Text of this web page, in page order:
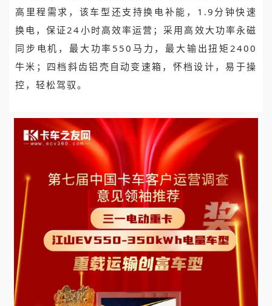
高里程需求，该车型还支持换电补能，1.9分钟快速
换电，保证24小时高效率运营；采用高效大功率永磁
同步电机，最大功率550马力，最大输出扭矩2400
牛米；四档斜齿铝壳自动变速箱，怀档设计，易于操
控，轻松驾驭。